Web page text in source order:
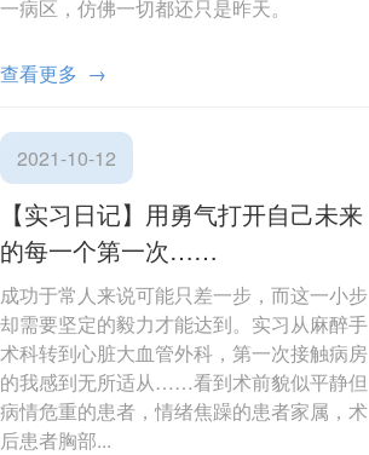
一病区，仿佛一切都还只是昨天。
查看更多 →
2021-10-12
【实习日记】用勇气打开自己未来
的每一个第一次……
成功于常人来说可能只差一步，而这一小步
却需要坚定的毅力才能达到。实习从麻醉手
术科转到心脏大血管外科，第一次接触病房
的我感到无所适从……看到术前貌似平静但
病情危重的患者，情绪焦躁的患者家属，术
后患者胸部...